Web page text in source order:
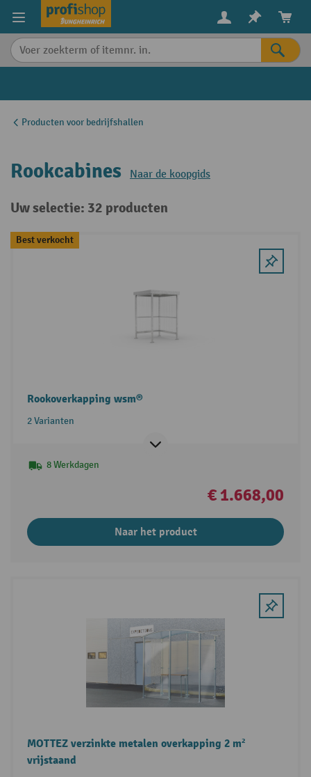
content
Producten voor bedrijfshallen
Rookcabines Naar de koopgids
Uw selectie: 32 producten
Best verkocht
Rookoverkapping wsm®
2 Varianten
8 Werkdagen
€ 1.668,00
Naar het product
MOTTEZ verzinkte metalen overkapping 2 m²
vrijstaand